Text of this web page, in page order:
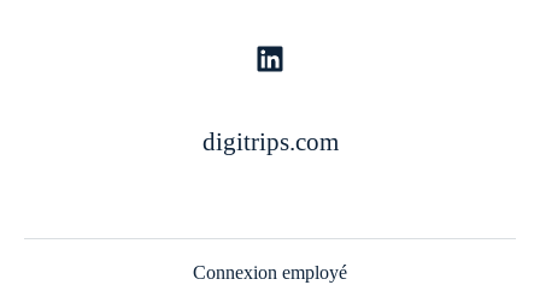
digitrips.com
Connexion employé